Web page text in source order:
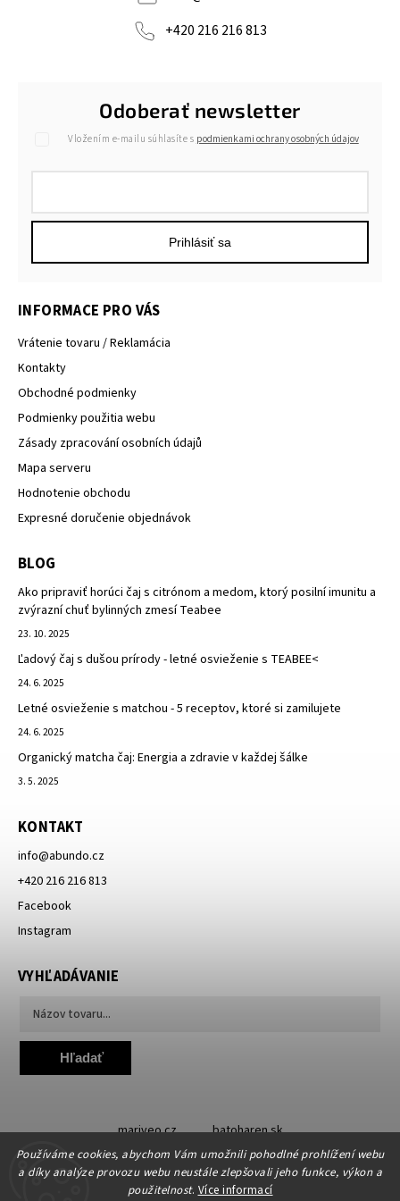
Používáme cookies, abychom Vám umožnili pohodlné prohlížení webu
a díky analýze provozu webu neustále zlepšovali jeho funkce, výkon a
použitelnost. Více informací
+420 216 216 813
INFORMACE PRO VÁS
Vrátenie tovaru / Reklamácia
Kontakty
Obchodné podmienky
Podmienky použitia webu
Zásady zpracování osobních údajů
Mapa serveru
Hodnotenie obchodu
Expresné doručenie objednávok
Odoberať newsletter
Vložením e-mailu súhlasíte s podmienkami ochrany osobných údajov
Prihlásiť sa
BLOG
Ako pripraviť horúci čaj s citrónom a medom, ktorý posilní imunitu a
zvýrazní chuť bylinných zmesí Teabee
23. 10. 2025
Ľadový čaj s dušou prírody - letné osvieženie s TEABEE<
24. 6. 2025
Letné osvieženie s matchou - 5 receptov, ktoré si zamilujete
24. 6. 2025
Organický matcha čaj: Energia a zdravie v každej šálke
3. 5. 2025
KONTAKT
info@abundo.cz
+420 216 216 813
Facebook
Instagram
VYHĽADÁVANIE
Hľadať
mariveo.cz batoharen.sk